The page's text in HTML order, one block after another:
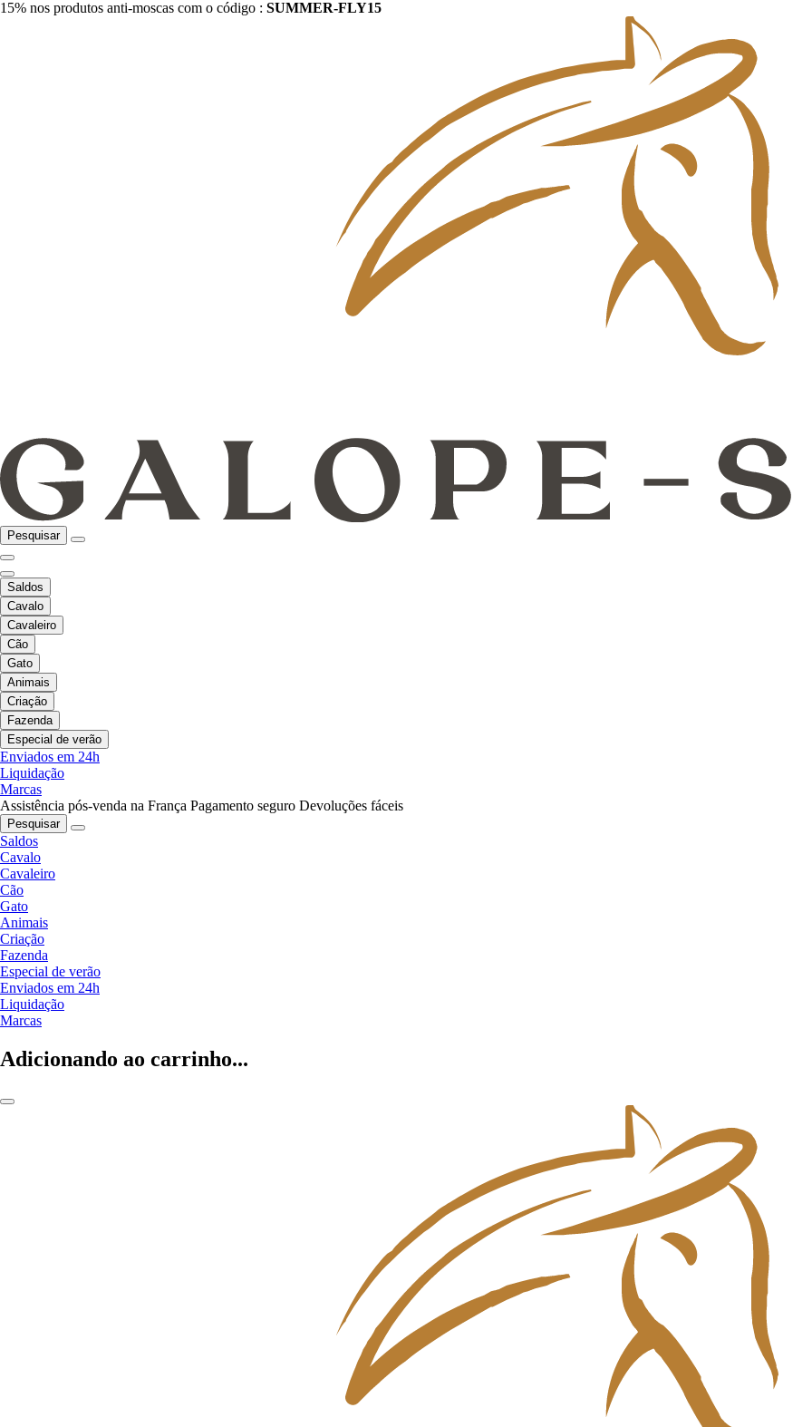
15% nos produtos anti-moscas com o código : SUMMER-FLY15
Pesquisar
Saldos
Cavalo
Cavaleiro
Cão
Gato
Animais
Criação
Fazenda
Especial de verão
Enviados em 24h
Liquidação
Marcas
Assistência pós-venda na França Pagamento seguro Devoluções fáceis
Pesquisar
Saldos
Cavalo
Cavaleiro
Cão
Gato
Animais
Criação
Fazenda
Especial de verão
Enviados em 24h
Liquidação
Marcas
Adicionando ao carrinho...